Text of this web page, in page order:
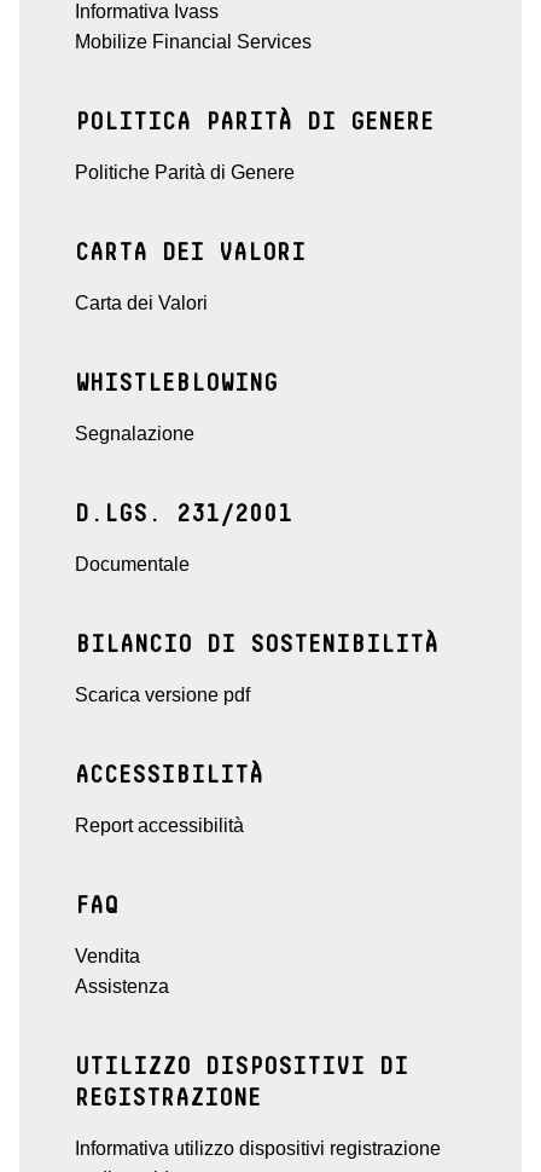
Informativa Ivass
Mobilize Financial Services
POLITICA PARITÀ DI GENERE
Politiche Parità di Genere
CARTA DEI VALORI
Carta dei Valori
WHISTLEBLOWING
Segnalazione
D.LGS. 231/2001
Documentale
BILANCIO DI SOSTENIBILITÀ
Scarica versione pdf
ACCESSIBILITÀ
Report accessibilità
FAQ
Vendita
Assistenza
UTILIZZO DISPOSITIVI DI
REGISTRAZIONE
Informativa utilizzo dispositivi registrazione